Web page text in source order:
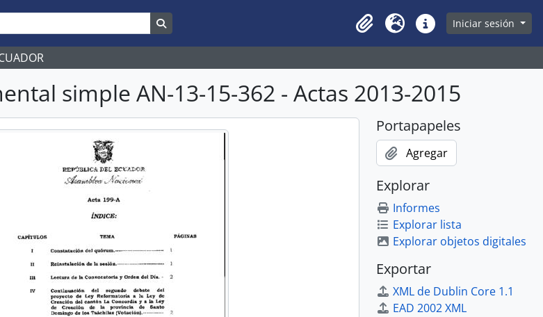
Clipboard
Idioma Enlaces rápidos
Iniciar sesión
simple AN-13-15-362 - Actas 2013-2015
Portapapeles
Agregar
Explorar
Informes
Explorar lista
Explorar objetos digitales
Exportar
XML de Dublin Core 1.1
EAD 2002 XML